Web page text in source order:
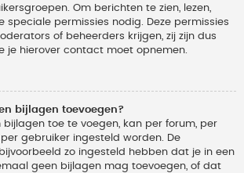
Om berichten te zien, lezen,
speciale permissies nodig. Deze permissies
of beheerders krijgen, zij zijn dus
je hierover contact moet opnemen.
bijlagen toevoegen?
bijlagen toe te voegen, kan per forum, per
gebruiker ingesteld worden. De
zo ingesteld hebben dat je in een
geen bijlagen mag toevoegen, of dat